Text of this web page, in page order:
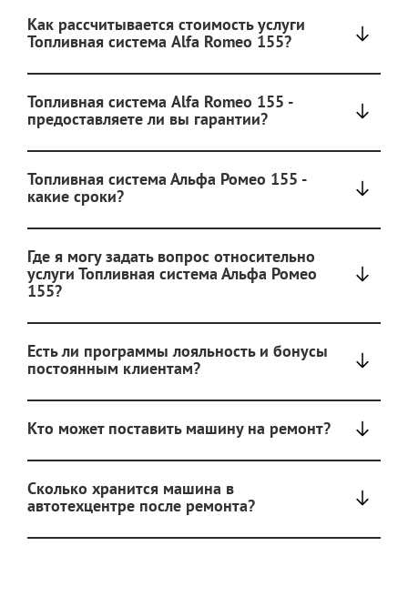
Как рассчитывается стоимость услуги
Топливная система Alfa Romeo 155?
Топливная система Alfa Romeo 155 -
предоставляете ли вы гарантии?
Топливная система Альфа Ромео 155 -
какие сроки?
Где я могу задать вопрос относительно
услуги Топливная система Альфа Ромео
155?
Есть ли программы лояльность и бонусы
постоянным клиентам?
Кто может поставить машину на ремонт?
Сколько хранится машина в
автотехцентре после ремонта?